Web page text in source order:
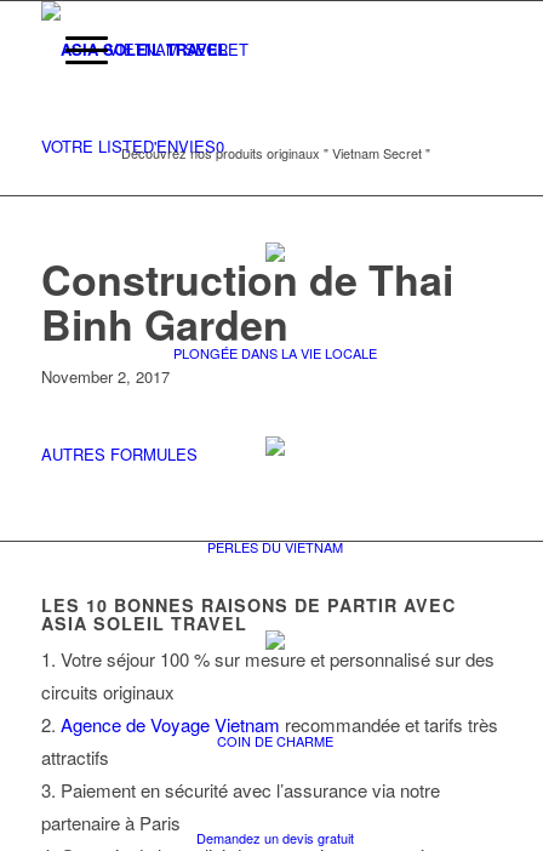
VIETNAM SECRET
Découvrez nos produits originaux " Vietnam Secret "
PLONGÉE DANS LA VIE LOCALE
PERLES DU VIETNAM
COIN DE CHARME
Demandez un devis gratuit
VOTRE LISTED'ENVIES0
Construction de Thai
Binh Garden
November 2, 2017
AUTRES FORMULES
LES 10 BONNES RAISONS DE PARTIR AVEC
ASIA SOLEIL TRAVEL
1. Votre séjour 100 % sur mesure et personnalisé sur des
circuits originaux
2. Agence de Voyage Vietnam recommandée et tarifs très
attractifs
3. Paiement en sécurité avec l’assurance via notre
partenaire à Paris